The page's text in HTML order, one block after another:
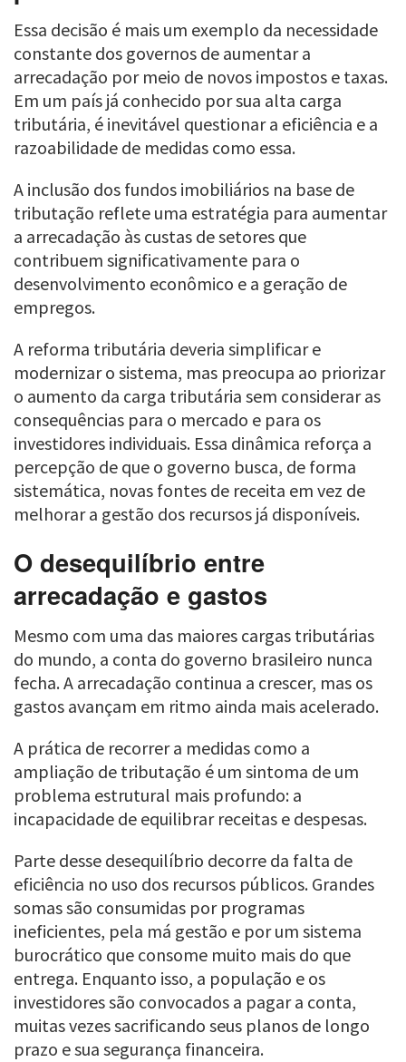
Essa decisão é mais um exemplo da necessidade
constante dos governos de aumentar a
arrecadação por meio de novos impostos e taxas.
Em um país já conhecido por sua alta carga
tributária, é inevitável questionar a eficiência e a
razoabilidade de medidas como essa.
A inclusão dos fundos imobiliários na base de
tributação reflete uma estratégia para aumentar
a arrecadação às custas de setores que
contribuem significativamente para o
desenvolvimento econômico e a geração de
empregos.
A reforma tributária deveria simplificar e
modernizar o sistema, mas preocupa ao priorizar
o aumento da carga tributária sem considerar as
consequências para o mercado e para os
investidores individuais. Essa dinâmica reforça a
percepção de que o governo busca, de forma
sistemática, novas fontes de receita em vez de
melhorar a gestão dos recursos já disponíveis.
O desequilíbrio entre
arrecadação e gastos
Mesmo com uma das maiores cargas tributárias
do mundo, a conta do governo brasileiro nunca
fecha. A arrecadação continua a crescer, mas os
gastos avançam em ritmo ainda mais acelerado.
A prática de recorrer a medidas como a
ampliação de tributação é um sintoma de um
problema estrutural mais profundo: a
incapacidade de equilibrar receitas e despesas.
Parte desse desequilíbrio decorre da falta de
eficiência no uso dos recursos públicos. Grandes
somas são consumidas por programas
ineficientes, pela má gestão e por um sistema
burocrático que consome muito mais do que
entrega. Enquanto isso, a população e os
investidores são convocados a pagar a conta,
muitas vezes sacrificando seus planos de longo
prazo e sua segurança financeira.